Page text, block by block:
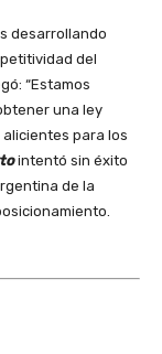
desarrollando
del
“Estamos
una ley
para los
intentó sin éxito
de la